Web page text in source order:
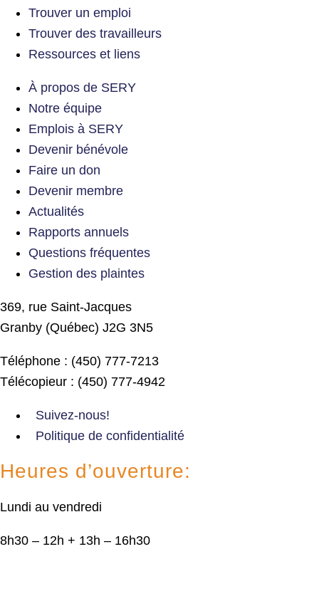
Trouver un emploi
Trouver des travailleurs
Ressources et liens
À propos de SERY
Notre équipe
Emplois à SERY
Devenir bénévole
Faire un don
Devenir membre
Actualités
Rapports annuels
Questions fréquentes
Gestion des plaintes
369, rue Saint-Jacques
Granby (Québec) J2G 3N5
Téléphone : (450) 777-7213
Télécopieur : (450) 777-4942
Suivez-nous!
Politique de confidentialité
Heures d’ouverture:
Lundi au vendredi
8h30 – 12h + 13h – 16h30